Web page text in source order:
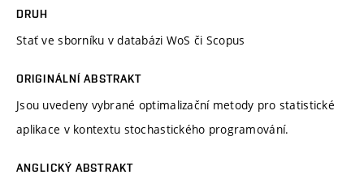
DRUH
Stať ve sborníku v databázi WoS či Scopus
ORIGINÁLNÍ ABSTRAKT
Jsou uvedeny vybrané optimalizační metody pro statistické
aplikace v kontextu stochastického programování.
ANGLICKÝ ABSTRAKT